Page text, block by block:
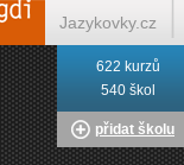
622 kurzů
540 škol
přidat školu
Jazykovky.cz
Italština on-line